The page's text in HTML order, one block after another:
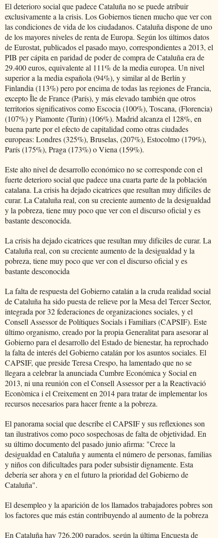
El deterioro social que padece Cataluña no se puede atribuir
exclusivamente a la crisis. Los Gobiernos tienen mucho que ver con
las condiciones de vida de los ciudadanos. Cataluña dispone de uno
de los mayores niveles de renta de Europa. Según los últimos datos
de Eurostat, publicados el pasado mayo, correspondientes a 2013, el
PIB per cápita en paridad de poder de compra de Cataluña era de
29.400 euros, equivalente al 111% de la media europea. Un nivel
superior a la media española (94%), y similar al de Berlín y
Finlandia (113%) pero por encima de todas las regiones de Francia,
excepto Île de France (París), y más elevado también que otros
territorios significativos como Escocia (100%), Toscana, (Florencia)
(107%) y Piamonte (Turín) (106%). Madrid alcanza el 128%, en
buena parte por el efecto de capitalidad como otras ciudades
europeas: Londres (325%), Bruselas, (207%), Estocolmo (179%),
París (175%), Praga (173%) o Viena (159%).
Este alto nivel de desarrollo económico no se corresponde con el
fuerte deterioro social que padece una cuarta parte de la población
catalana. La crisis ha dejado cicatrices que resultan muy difíciles de
curar. La Cataluña real, con su creciente aumento de la desigualdad
y la pobreza, tiene muy poco que ver con el discurso oficial y es
bastante desconocida.
La crisis ha dejado cicatrices que resultan muy difíciles de curar. La
Cataluña real, con su creciente aumento de la desigualdad y la
pobreza, tiene muy poco que ver con el discurso oficial y es
bastante desconocida
La falta de respuesta del Gobierno catalán a la cruda realidad social
de Cataluña ha sido puesta de relieve por la Mesa del Tercer Sector,
integrada por 32 federaciones de organizaciones sociales, y el
Consell Assessor de Polítiques Socials i Familiars (CAPSIF). Este
último organismo, creado por la propia Generalitat para asesorar al
Gobierno para el desarrollo del Estado de bienestar, ha reprochado
la falta de interés del Gobierno catalán por los asuntos sociales. El
CAPSIF, que preside Teresa Crespo, ha lamentado que no se
llegara a celebrar la anunciada Cumbre Económica y Social en
2013, ni una reunión con el Consell Assessor per a la Reactivació
Econòmica i el Creixement en 2014 para tratar de implementar los
recursos necesarios para hacer frente a la pobreza.
El panorama social que describe el CAPSIF y sus reflexiones son
tan ilustrativos como poco sospechosas de falta de objetividad. En
su último documento del pasado junio afirma: "Crece la
desigualdad en Cataluña y aumenta el número de personas, familias
y niños con dificultades para poder subsistir dignamente. Esta
debería ser ahora y en el futuro la prioridad del Gobierno de
Cataluña".
El desempleo y la aparición de los llamados trabajadores pobres son
los factores que más están contribuyendo al aumento de la pobreza
En Cataluña hay 726.200 parados, según la última Encuesta de